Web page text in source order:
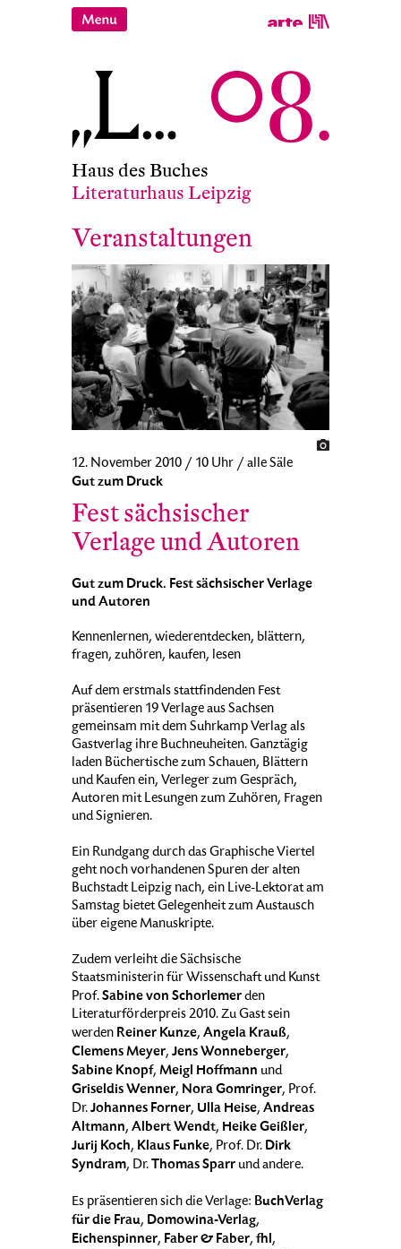
Haus des Buches
Literaturhaus Leipzig
Veranstaltungen
12. November 2010 / 10 Uhr / alle Säle
Gut zum Druck
Fest sächsischer
Verlage und Autoren
Gut zum Druck. Fest sächsischer Verlage
und Autoren
Kennenlernen, wiederentdecken, blättern,
fragen, zuhören, kaufen, lesen
Auf dem erstmals stattfindenden Fest
präsentieren 19 Verlage aus Sachsen
gemeinsam mit dem Suhrkamp Verlag als
Gastverlag ihre Buchneuheiten. Ganztägig
laden Büchertische zum Schauen, Blättern
und Kaufen ein, Verleger zum Gespräch,
Autoren mit Lesungen zum Zuhören, Fragen
und Signieren.
Ein Rundgang durch das Graphische Viertel
geht noch vorhandenen Spuren der alten
Buchstadt Leipzig nach, ein Live-Lektorat am
Samstag bietet Gelegenheit zum Austausch
über eigene Manuskripte.
Zudem verleiht die Sächsische
Staatsministerin für Wissenschaft und Kunst
Prof.Sabine von Schorlemerden
Literaturförderpreis 2010. Zu Gast sein
werden Reiner Kunze, Angela Krauß,
Clemens Meyer, Jens Wonneberger,
Sabine Knopf, Meigl Hoffmann und
Griseldis Wenner, Nora Gomringer, Prof.
Dr.Johannes Forner, Ulla Heise, Andreas
Altmann, Albert Wendt, Heike Geißler,
Jurij Koch, Klaus Funke, Prof. Dr. Dirk
Syndram, Dr.Thomas Sparr und andere.
Es präsentieren sich die Verlage: BuchVerlag
für die Frau, Domowina-Verlag,
Eichenspinner, Faber & Faber, fhl,